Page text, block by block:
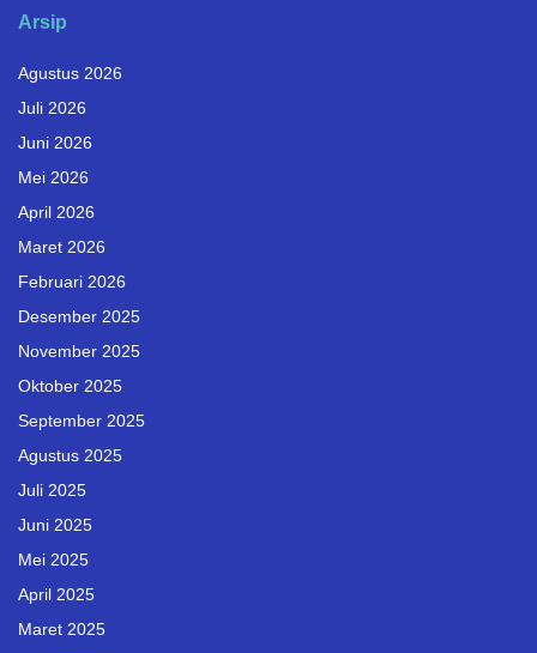
Arsip
Agustus 2026
Juli 2026
Juni 2026
Mei 2026
April 2026
Maret 2026
Februari 2026
Desember 2025
November 2025
Oktober 2025
September 2025
Agustus 2025
Juli 2025
Juni 2025
Mei 2025
April 2025
Maret 2025